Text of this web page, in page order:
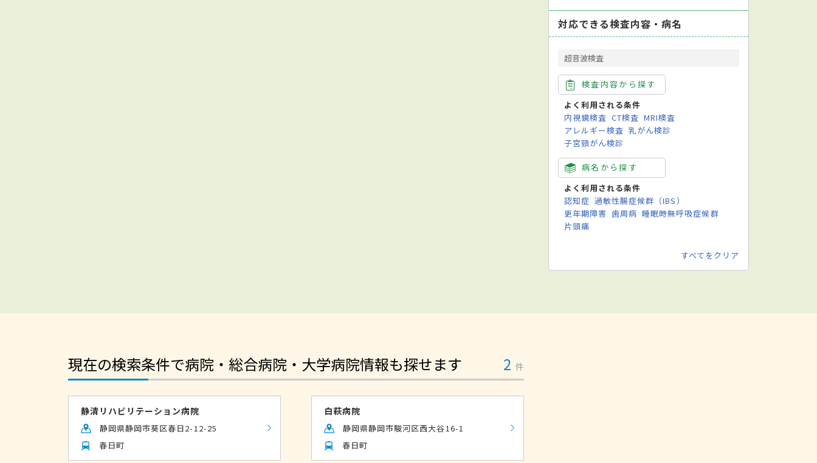
対応できる検査内容・病名
超音波検査
検査内容から探す
よく利用される条件
内視鏡検査 CT検査 MRI検査
アレルギー検査 乳がん検診
子宮頸がん検診
病名から探す
よく利用される条件
認知症 過敏性腸症候群（IBS）
更年期障害 歯周病 睡眠時無呼吸症候群
片頭痛
すべてをクリア
現在の検索条件で病院・総合病院・大学病院情報も探せます 2 件
静清リハビリテーション病院
静岡県静岡市葵区春日2-12-25
春日町
白萩病院
静岡県静岡市駿河区西大谷16-1
春日町